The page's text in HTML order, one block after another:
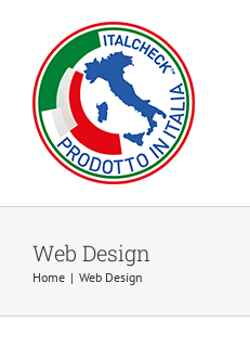
contenuto
Web Design
Home | Web Design